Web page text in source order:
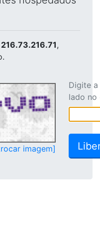
216.73.216.71,
imagem]
Digite
lado no